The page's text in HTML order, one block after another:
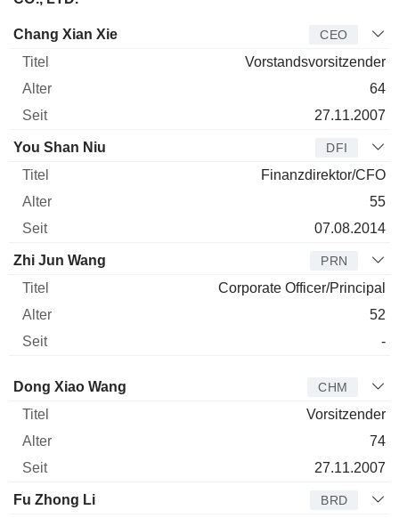
Manager Titel Alter
Chang Xian Xie CEO
Vorstandsvorsitzender
64
27.11.2007
You Shan Niu DFI
Finanzdirektor/CFO
55
07.08.2014
Zhi Jun Wang PRN
Corporate Officer/Principal
52
-
Verwaltungsratsmitglied
Dong Xiao Wang CHM
Vorsitzender
74
27.11.2007
Fu Zhong Li BRD